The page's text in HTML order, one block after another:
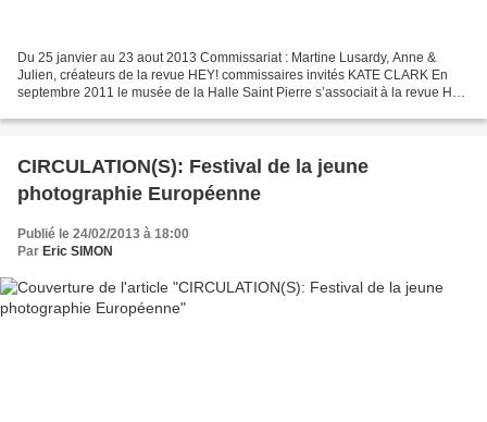
Du 25 janvier au 23 aout 2013 Commissariat : Martine Lusardy, Anne &
Julien, créateurs de la revue HEY! commissaires invités KATE CLARK En
septembre 2011 le musée de la Halle Saint Pierre s’associait à la revue HEY
CIRCULATION(S): Festival de la jeune
photographie Européenne
Publié le 24/02/2013 à 18:00
Par Eric SIMON